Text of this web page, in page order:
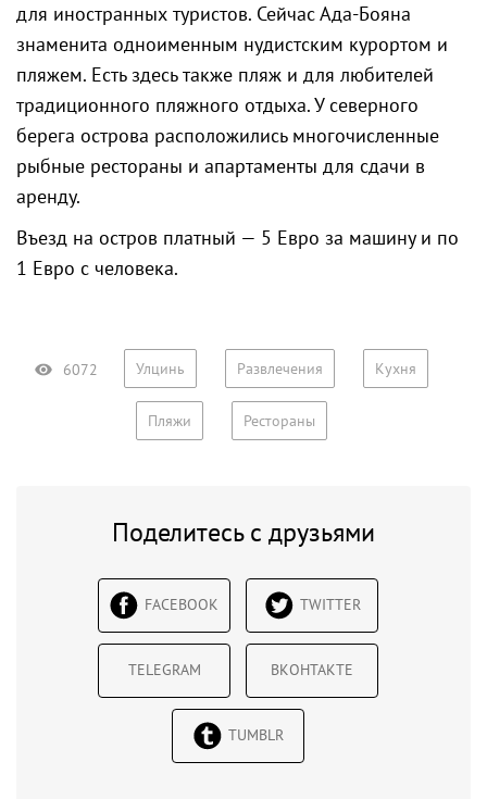
для иностранных туристов. Сейчас Ада-Бояна
знаменита одноименным нудистским курортом и
пляжем. Есть здесь также пляж и для любителей
традиционного пляжного отдыха. У северного
берега острова расположились многочисленные
рыбные рестораны и апартаменты для сдачи в
аренду.
Въезд на остров платный — 5 Евро за машину и по
1 Евро с человека.
6072 Улцинь Развлечения Кухня
Пляжи Рестораны
Поделитесь с друзьями
FACEBOOK TWITTER
TELEGRAM ВКОНТАКТЕ
TUMBLR